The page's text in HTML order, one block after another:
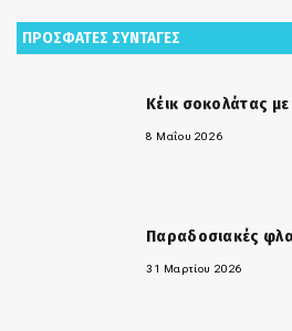
ΠΡΟΣΦΑΤΕΣ ΣΥΝΤΑΓΕΣ
Κέικ σοκολάτας
8 Μαΐου 2026
Παραδοσιακές
31 Μαρτίου 2026